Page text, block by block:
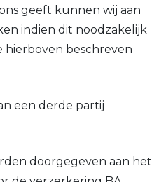
geeft kunnen wij aan
indien dit noodzakelijk
hierboven beschreven
een derde partij
doorgegeven aan het